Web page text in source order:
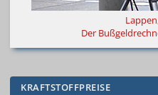
Der
KRAFTSTOFFPREISE